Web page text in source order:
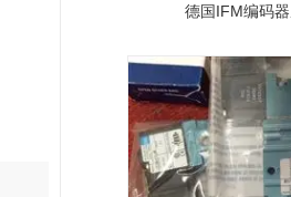
德国IFM编码